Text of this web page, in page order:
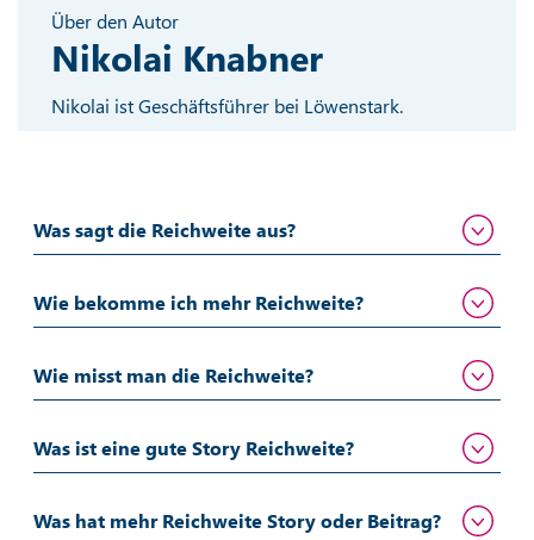
Über den Autor
Nikolai Knabner
Nikolai ist Geschäftsführer bei Löwenstark.
Was sagt die Reichweite aus?
Wie bekomme ich mehr Reichweite?
Wie misst man die Reichweite?
Was ist eine gute Story Reichweite?
Was hat mehr Reichweite Story oder Beitrag?